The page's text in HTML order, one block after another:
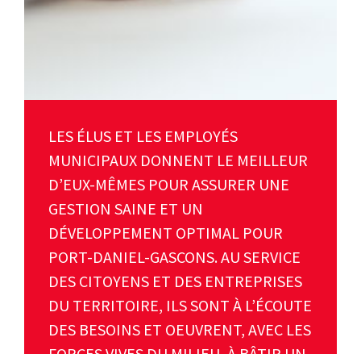
LES ÉLUS ET LES EMPLOYÉS
MUNICIPAUX DONNENT LE MEILLEUR
D’EUX-MÊMES POUR ASSURER UNE
GESTION SAINE ET UN
DÉVELOPPEMENT OPTIMAL POUR
PORT-DANIEL-GASCONS. AU SERVICE
DES CITOYENS ET DES ENTREPRISES
DU TERRITOIRE, ILS SONT À L’ÉCOUTE
DES BESOINS ET OEUVRENT, AVEC LES